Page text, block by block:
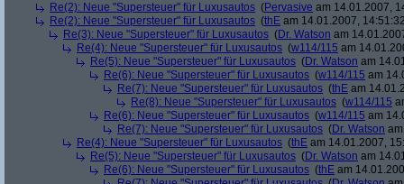
Re(2): Neue "Supersteuer" für Luxusautos (Pervasive am 14.01.2007,
Re(2): Neue "Supersteuer" für Luxusautos (thE am 14.01.2007,
Re(3): Neue "Supersteuer" für Luxusautos (Dr. Watson am
Re(4): Neue "Supersteuer" für Luxusautos (w114/115 am
Re(5): Neue "Supersteuer" für Luxusautos (Dr. Watson am
Re(6): Neue "Supersteuer" für Luxusautos (w114/115 am
Re(7): Neue "Supersteuer" für Luxusautos (thE am
Re(8): Neue "Supersteuer" für Luxusautos (w114/115
Re(6): Neue "Supersteuer" für Luxusautos (w114/115 am
Re(7): Neue "Supersteuer" für Luxusautos (Dr. Watson
Re(4): Neue "Supersteuer" für Luxusautos (thE am 14.01.2007,
Re(5): Neue "Supersteuer" für Luxusautos (Dr. Watson am
Re(6): Neue "Supersteuer" für Luxusautos (thE am